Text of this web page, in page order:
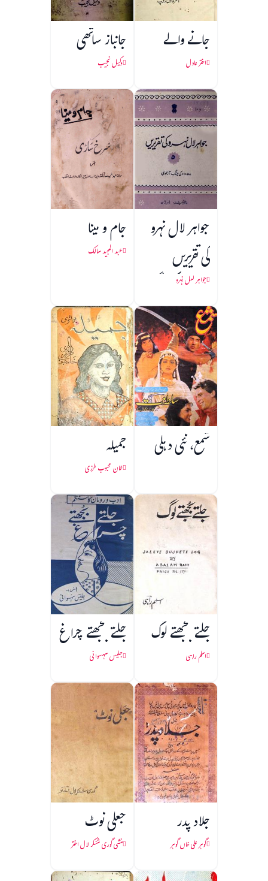
جانے والے
اختر عادل
جانباز ساتھی
وکیل نجیب
جواہر لال نہرو
کی تقریریں
(1857 کی جنگ
آزادی)
جواہر لعل نہرو
جام و مینا
عبد المجید سالک
شمع، نئی دہلی جمیلہ
خان محبوب طرزی
جلتے بجھتے لوگ
اسلم راہی
جلتے بجھتے چراغ
جلیس سہسوانی
جلاد پدر
گوہر علی خاں گوہر
جعلی نوٹ
منشی گوری شنکر لال اختر